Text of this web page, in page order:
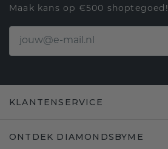
Maak kans op €500 shoptegoed!
KLANTENSERVICE
ONTDEK DIAMONDSBYME